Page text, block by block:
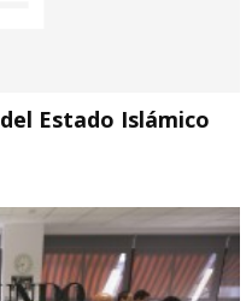
Estado Islámico